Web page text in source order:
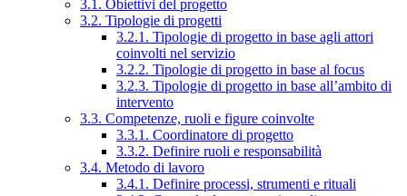
3.1. Obiettivi del progetto
3.2. Tipologie di progetti
3.2.1. Tipologie di progetto in base agli attori
coinvolti nel servizio
3.2.2. Tipologie di progetto in base al focus
3.2.3. Tipologie di progetto in base all’ambito di
intervento
3.3. Competenze, ruoli e figure coinvolte
3.3.1. Coordinatore di progetto
3.3.2. Definire ruoli e responsabilità
3.4. Metodo di lavoro
3.4.1. Definire processi, strumenti e rituali